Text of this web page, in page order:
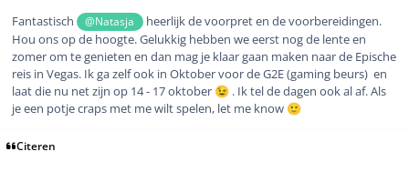
Fantastisch @Natasja
heerlijk de voorpret en de voorbereidingen.
Hou ons op de hoogte. Gelukkig hebben we eerst nog de lente en
zomer om te genieten en dan mag je klaar gaan maken naar de Epische
reis in Vegas. Ik ga zelf ook in Oktober voor de G2E (gaming beurs) en
laat die nu net zijn op 14 - 17 oktober 😉 . Ik tel de dagen ook al af. Als
je een potje craps met me wilt spelen, let me know 🙂
Citeren